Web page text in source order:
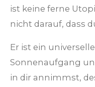
ist keine ferne
nicht darauf, dass
Er ist ein
Sonnenaufgang
in dir annimmst,